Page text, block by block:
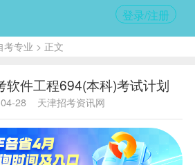
登录/注册
考专业 > 正文
软件工程694(本科)考试计划
28 天津招考资讯网